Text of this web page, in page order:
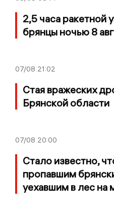
2,5 часа ракетной
брянцы ночью 8
07/08 21:02
Стая вражеских
Брянской области
07/08 20:00
Стало известно,
пропавшим
уехавшим в лес на